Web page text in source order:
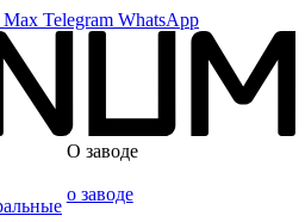
Max Telegram WhatsApp
О заводе
о заводе